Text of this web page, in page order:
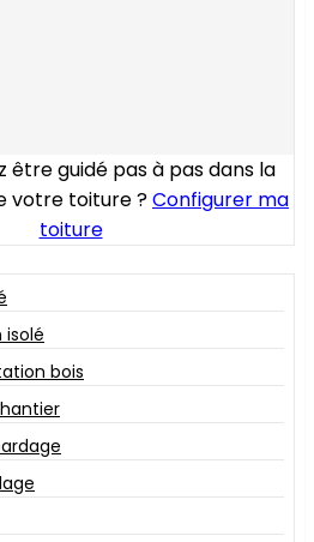
être guidé pas à pas dans la
votre toiture ?Configurer ma
toiture
isolé
bois